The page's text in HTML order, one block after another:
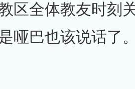
区全体教友时刻
哑巴也该说话了